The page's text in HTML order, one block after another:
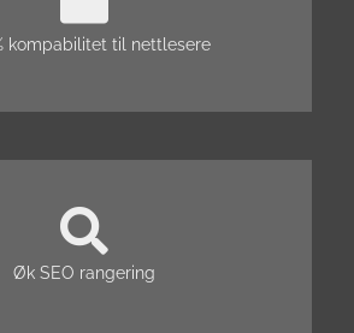
kompabilitet til nettlesere
Øk SEO rangering